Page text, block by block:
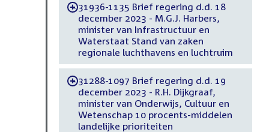
-31936-1135 Brief regering d.d. 18
december 2023 - M.G.J. Harbers,
minister van Infrastructuur en
Waterstaat Stand van zaken
regionale luchthavens en luchtruim
-31288-1097 Brief regering d.d. 19
december 2023 - R.H. Dijkgraaf,
minister van Onderwijs, Cultuur en
Wetenschap 10 procents-middelen
landelijke prioriteiten